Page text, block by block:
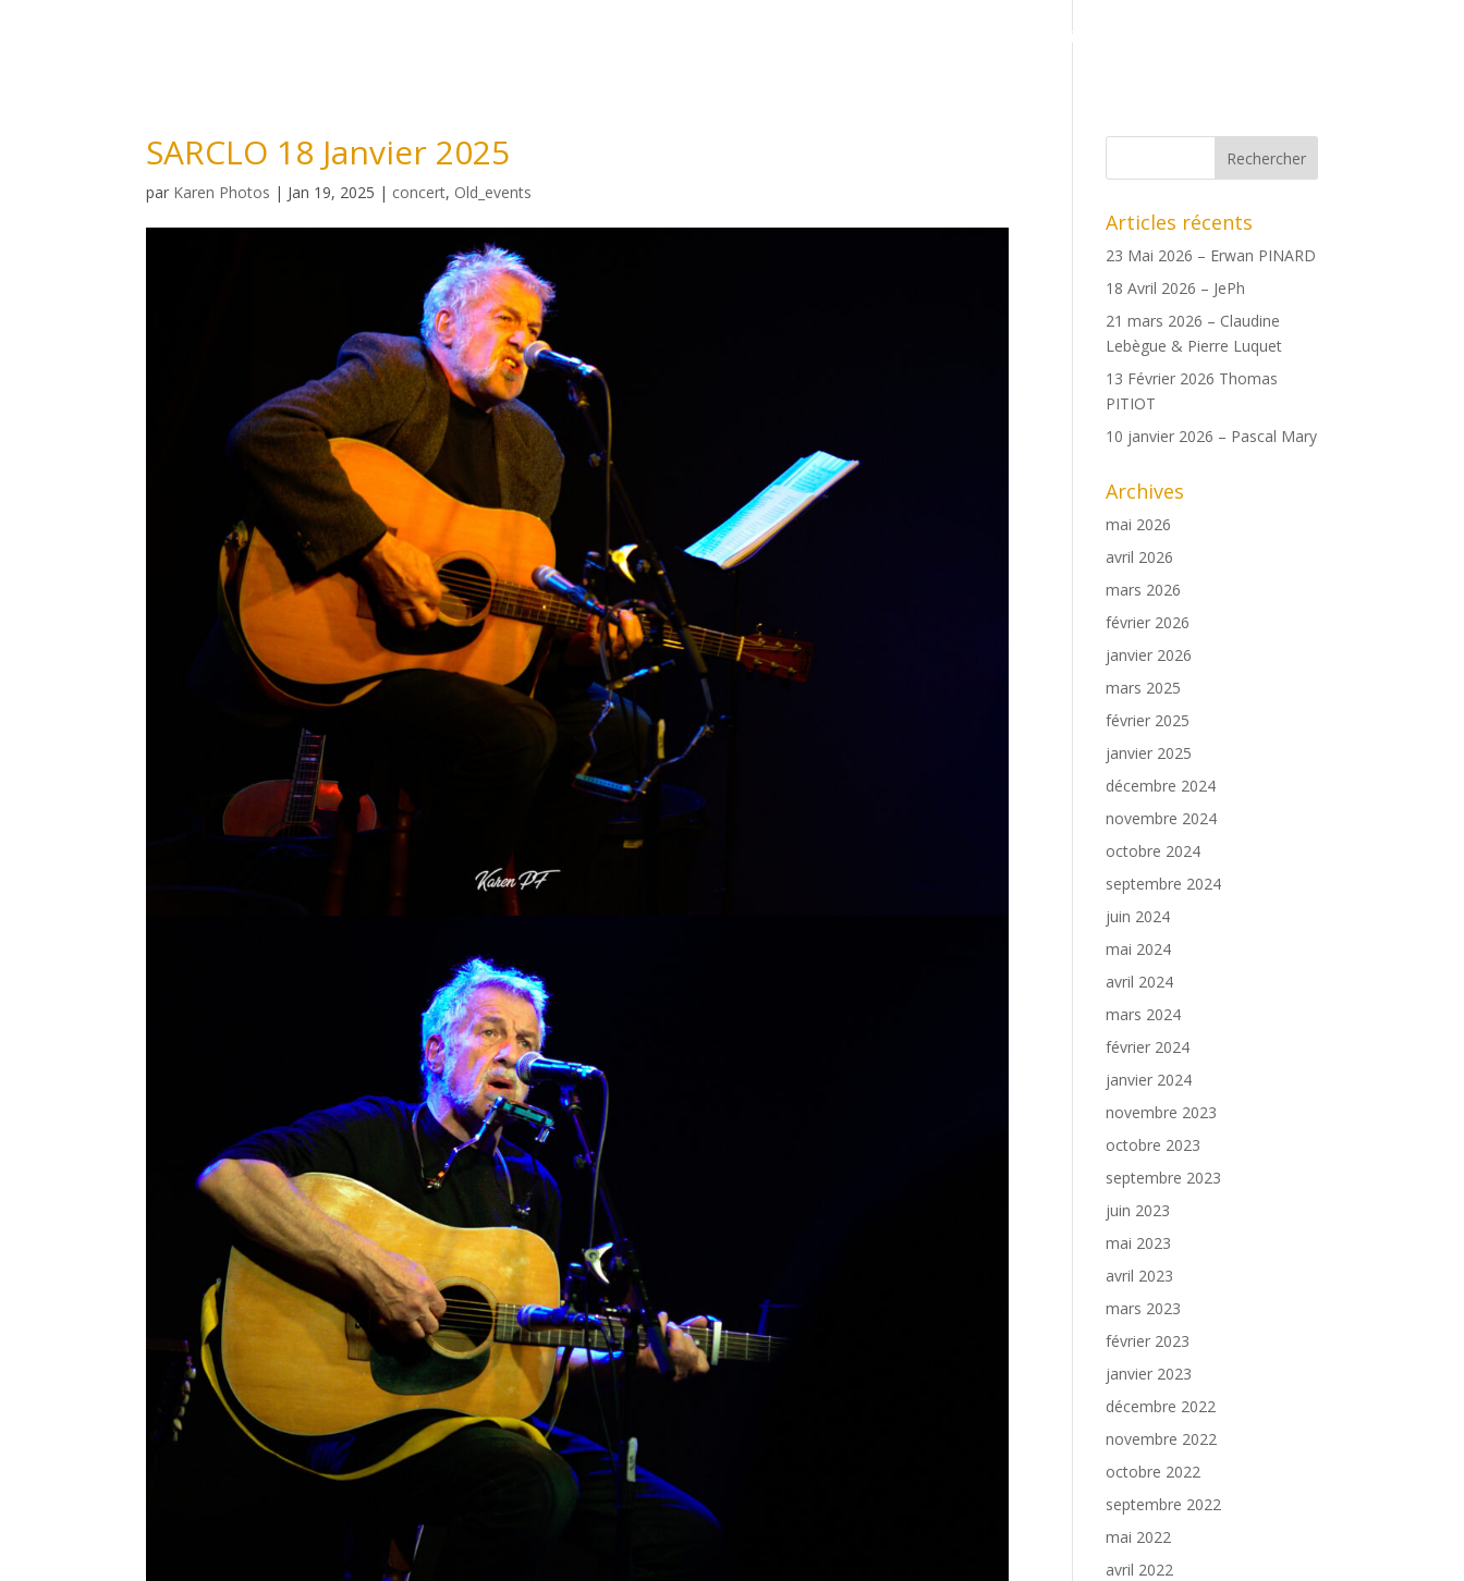
Boutique
SARCLO 18 Janvier 2025
par Karen Photos | Jan 19, 2025 | concert, Old_events
Articles récents
23 Mai 2026 – Erwan PINARD
18 Avril 2026 – JePh
21 mars 2026 – Claudine
Lebègue & Pierre Luquet
13 Février 2026 Thomas
PITIOT
10 janvier 2026 – Pascal Mary
Archives
mai 2026
avril 2026
mars 2026
février 2026
janvier 2026
mars 2025
février 2025
janvier 2025
décembre 2024
novembre 2024
octobre 2024
septembre 2024
juin 2024
mai 2024
avril 2024
mars 2024
février 2024
janvier 2024
novembre 2023
octobre 2023
septembre 2023
juin 2023
mai 2023
avril 2023
mars 2023
février 2023
janvier 2023
décembre 2022
novembre 2022
octobre 2022
septembre 2022
mai 2022
avril 2022